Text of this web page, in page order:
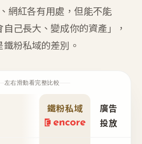
網紅各有用處，但能不能
自己長大、變成你的資產」，
鐵粉私域的差別。
左右滑動看完整比較
鐵粉私域
廣告
投放